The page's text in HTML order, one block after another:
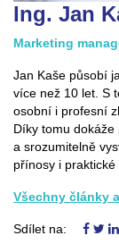
Ing. Jan
Marketing
Jan Kaše působí
více než 10 let. S
osobní i profesní
Díky tomu dokáže
a srozumitelně
přínosy i praktické
Všechny články
Sdílet na: